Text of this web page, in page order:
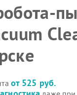
от 525 руб.